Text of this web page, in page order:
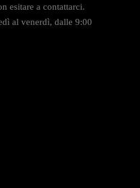
esitare a contattarci.
al venerdì, dalle 9:00